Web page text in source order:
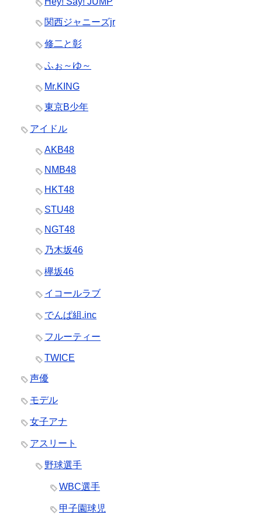
関西ジャニーズjr
修二と彰
ふぉ～ゆ～
Mr.KING
東京B少年
アイドル
AKB48
NMB48
HKT48
STU48
NGT48
乃木坂46
欅坂46
イコールラブ
でんぱ組.inc
フルーティー
TWICE
声優
モデル
女子アナ
アスリート
野球選手
WBC選手
甲子園球児